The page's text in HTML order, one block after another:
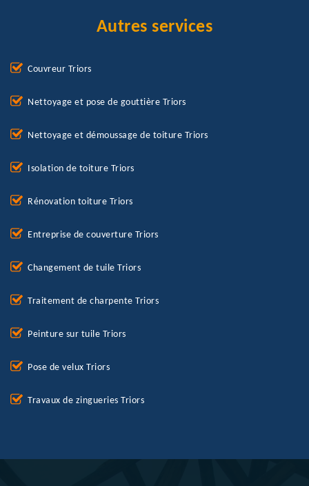
Autres services
Couvreur Triors
Nettoyage et pose de gouttière Triors
Nettoyage et démoussage de toiture Triors
Isolation de toiture Triors
Rénovation toiture Triors
Entreprise de couverture Triors
Changement de tuile Triors
Traitement de charpente Triors
Peinture sur tuile Triors
Pose de velux Triors
Travaux de zingueries Triors